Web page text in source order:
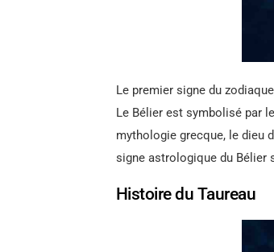
Le premier signe du
Le Bélier est symbolisé par
mythologie grecque, le dieu
signe astrologique du Bélier
Histoire du Taureau